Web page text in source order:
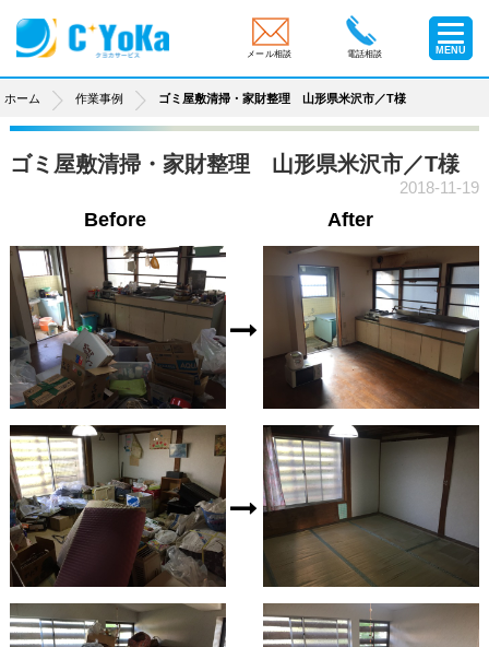
メール相談 電話相談 MENU
ホーム 作業事例 ゴミ屋敷清掃・家財整理 山形県米沢市／T様
ゴミ屋敷清掃・家財整理 山形県米沢市／T様
2018-11-19
Before After